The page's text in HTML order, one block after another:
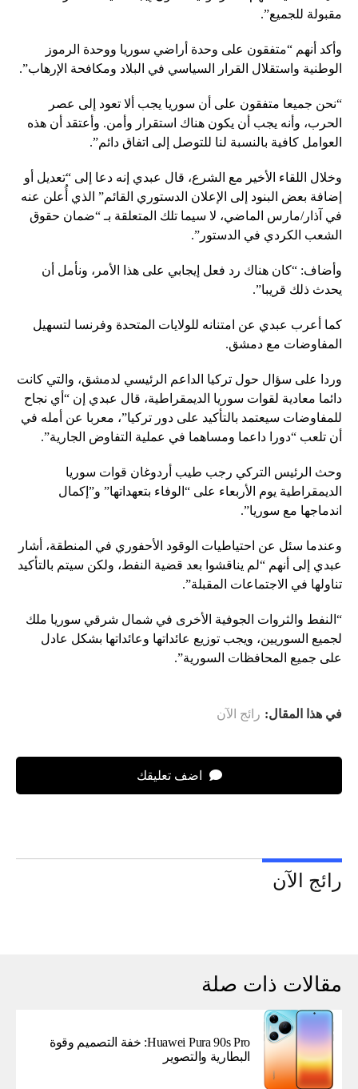
مقبولة للجميع”.
وأكد أنهم “متفقون على وحدة أراضي سوريا ووحدة الرموز
الوطنية واستقلال القرار السياسي في البلاد ومكافحة الإرهاب”.
“نحن جميعا متفقون على أن سوريا يجب ألا تعود إلى عصر
الحرب، وأنه يجب أن يكون هناك استقرار وأمن. وأعتقد أن هذه
العوامل كافية بالنسبة لنا للتوصل إلى اتفاق دائم”.
وخلال اللقاء الأخير مع الشرع، قال عبدي إنه دعا إلى “تعديل أو
إضافة بعض البنود إلى الإعلان الدستوري القائم” الذي أُعلن عنه
في آذار/مارس الماضي، لا سيما تلك المتعلقة بـ “ضمان حقوق
الشعب الكردي في الدستور”.
وأضاف: “كان هناك رد فعل إيجابي على هذا الأمر، ونأمل أن
يحدث ذلك قريبا”.
كما أعرب عبدي عن امتنانه للولايات المتحدة وفرنسا لتسهيل
المفاوضات مع دمشق.
وردا على سؤال حول تركيا الداعم الرئيسي لدمشق، والتي كانت
دائما معادية لقوات سوريا الديمقراطية، قال عبدي إن “أي نجاح
للمفاوضات سيعتمد بالتأكيد على دور تركيا”، معربا عن أمله في
أن تلعب “دورا داعما ومساهما في عملية التفاوض الجارية”.
وحث الرئيس التركي رجب طيب أردوغان قوات سوريا
الديمقراطية يوم الأربعاء على “الوفاء بتعهداتها” و”إكمال
اندماجها مع سوريا”.
وعندما سئل عن احتياطيات الوقود الأحفوري في المنطقة، أشار
عبدي إلى أنهم “لم يناقشوا بعد قضية النفط، ولكن سيتم بالتأكيد
تناولها في الاجتماعات المقبلة”.
“النفط والثروات الجوفية الأخرى في شمال شرقي سوريا ملك
لجميع السوريين، ويجب توزيع عائداتها وعائداتها بشكل عادل
على جميع المحافظات السورية”.
في هذا المقال: رائج الآن
اضف تعليقك
رائج الآن
مقالات ذات صلة
Huawei Pura 90s Pro: خفة التصميم وقوة
البطارية والتصوير